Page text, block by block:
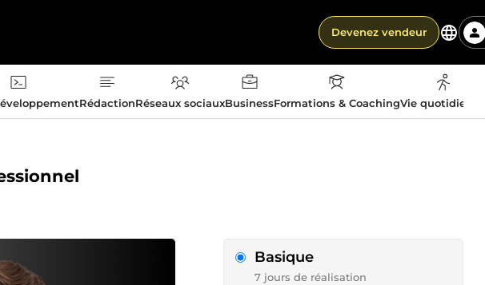
Devenez vendeur
RédactionRéseaux sociauxBusinessFormations & CoachingVie
Basique
7 jours de réalisation